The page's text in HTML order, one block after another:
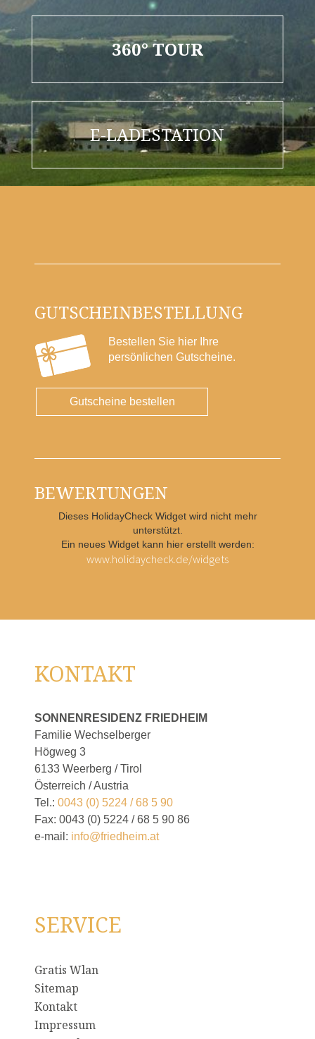
360° TOUR
E-LADESTATION
GUTSCHEINBESTELLUNG
Bestellen Sie hier Ihre
persönlichen Gutscheine.
Gutscheine bestellen
BEWERTUNGEN
Dieses HolidayCheck Widget wird nicht mehr
unterstützt.
Ein neues Widget kann hier erstellt werden:
www.holidaycheck.de/widgets
KONTAKT
SONNENRESIDENZ FRIEDHEIM
Familie Wechselberger
Högweg 3
6133 Weerberg / Tirol
Österreich / Austria
Tel.: 0043 (0) 5224 / 68 5 90
Fax: 0043 (0) 5224 / 68 5 90 86
e-mail: info@friedheim.at
SERVICE
Gratis Wlan
Sitemap
Kontakt
Impressum